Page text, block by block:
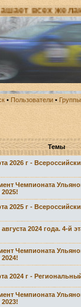
• Пользователи • Группы
Темы
2026 г -
Чемпионата
2025 г -
августа 2024 года. 4-й
Чемпионата
2024 г -
Чемпионата